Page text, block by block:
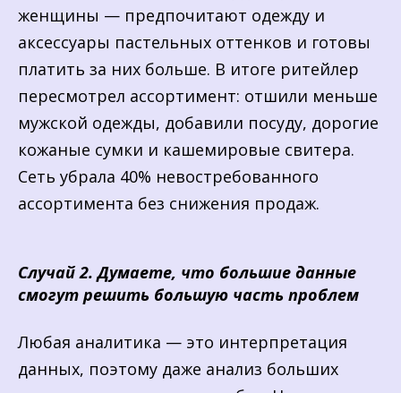
женщины — предпочитают одежду и
аксессуары пастельных оттенков и готовы
платить за них больше. В итоге ритейлер
пересмотрел ассортимент: отшили меньше
мужской одежды, добавили посуду, дорогие
кожаные сумки и кашемировые свитера.
Сеть убрала 40% невостребованного
ассортимента без снижения продаж.
Случай 2. Думаете, что большие данные
смогут решить большую часть проблем
Любая аналитика — это интерпретация
данных, поэтому даже анализ больших